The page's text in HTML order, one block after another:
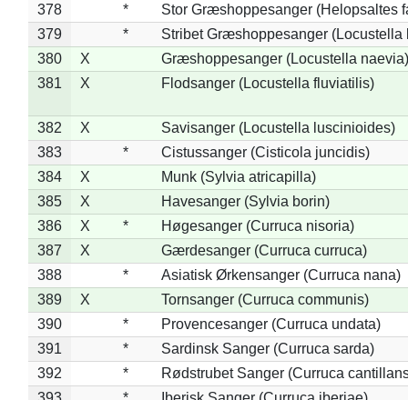
378
*
Stor Græshoppesanger (Helopsaltes
379
*
Stribet Græshoppesanger (Locustella
380
X
Græshoppesanger (Locustella naevia)
381
X Flodsanger (Locustella fluviatilis)
382 X
Savisanger (Locustella luscinioides)
383
*
Cistussanger (Cisticola juncidis)
384
X
Munk (Sylvia atricapilla)
385
X
Havesanger (Sylvia borin)
386
X *
Høgesanger (Curruca nisoria)
387
X
Gærdesanger (Curruca curruca)
388
*
Asiatisk Ørkensanger (Curruca nana)
389
X
Tornsanger (Curruca communis)
390
*
Provencesanger (Curruca undata)
391
*
Sardinsk Sanger (Curruca sarda)
392
*
Rødstrubet Sanger (Curruca